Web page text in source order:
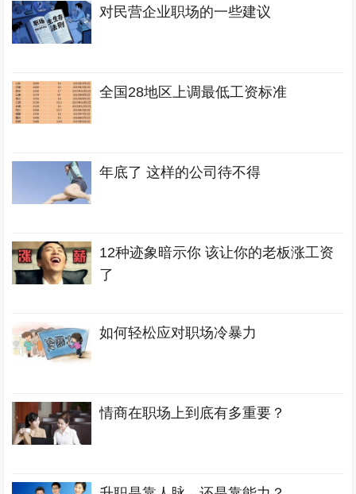
对民营企业职场的一些建议
全国28地区上调最低工资标准
年底了 这样的公司待不得
12种迹象暗示你 该让你的老板涨工资
了
如何轻松应对职场冷暴力
情商在职场上到底有多重要？